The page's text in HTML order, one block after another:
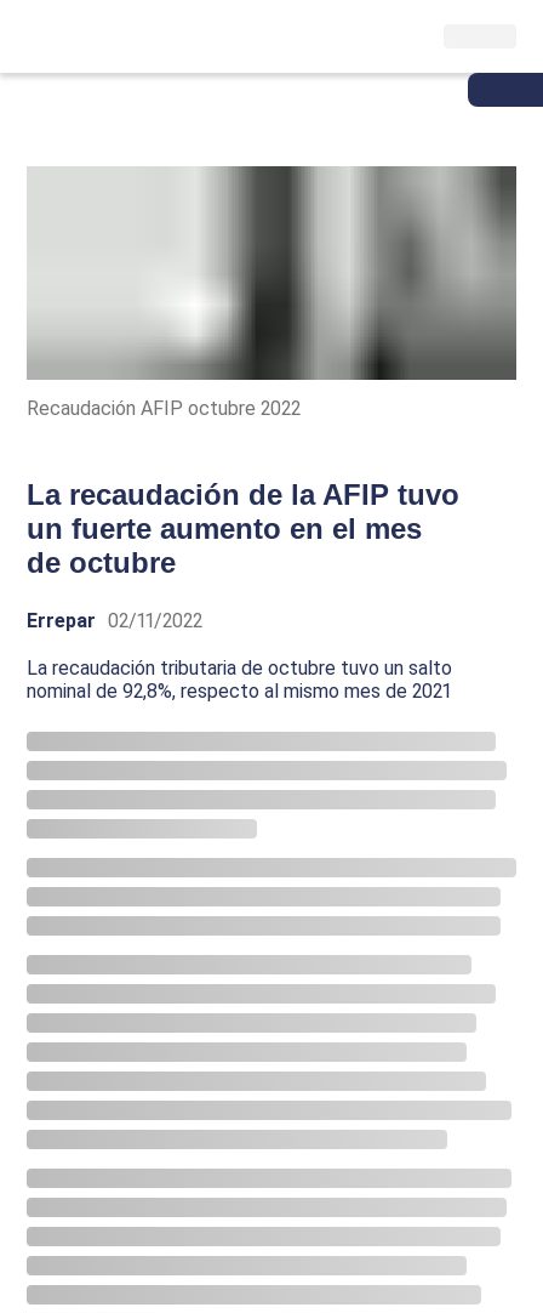
Recaudación AFIP octubre 2022
La recaudación de la AFIP tuvo
un fuerte aumento en el mes
de octubre
Errepar 02/11/2022
La recaudación tributaria de octubre tuvo un salto
nominal de 92,8%, respecto al mismo mes de 2021